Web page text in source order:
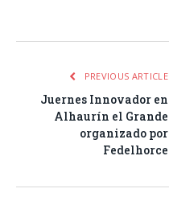
PREVIOUS ARTICLE
Juernes Innovador en
Alhaurín el Grande
organizado por
Fedelhorce